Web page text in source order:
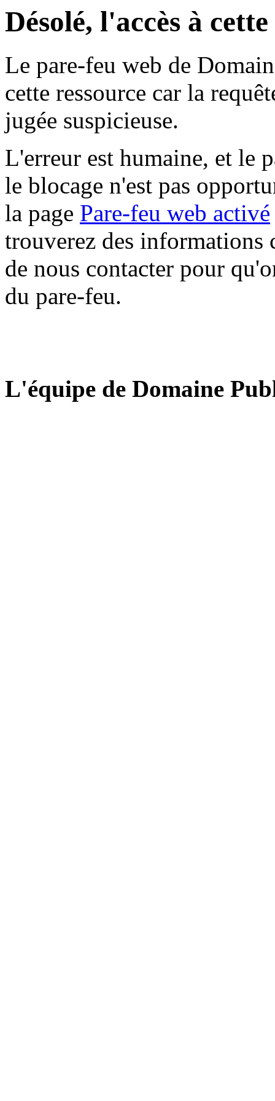
Désolé, l'accès à
Le pare-feu web de
cette ressource car la
jugée suspicieuse.
L'erreur est humaine, et le
le blocage n'est pas
la page Pare-feu web activé
trouverez des informations
de nous contacter pour
du pare-feu.
L'équipe de Domaine